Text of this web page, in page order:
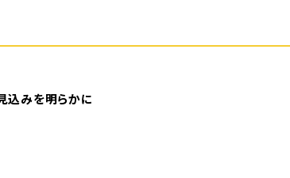
込みを明らかに